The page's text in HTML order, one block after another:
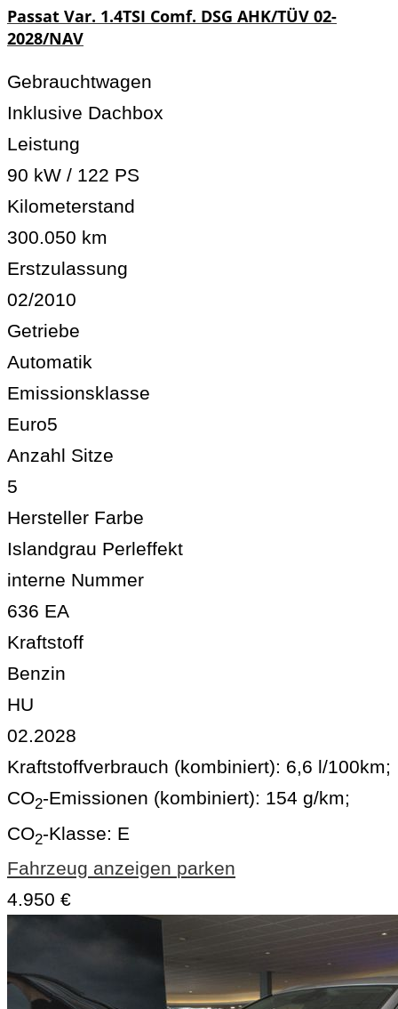
Passat Var. 1.4TSI Comf. DSG AHK/TÜV 02-
2028/NAV
Gebrauchtwagen
Inklusive Dachbox
Leistung
90 kW / 122 PS
Kilometerstand
300.050 km
Erstzulassung
02/2010
Getriebe
Automatik
Emissionsklasse
Euro5
Anzahl Sitze
5
Hersteller Farbe
Islandgrau Perleffekt
interne Nummer
636 EA
Kraftstoff
Benzin
HU
02.2028
Kraftstoffverbrauch (kombiniert): 6,6 l/100km;
CO2-Emissionen (kombiniert): 154 g/km;
CO2-Klasse: E
Fahrzeug anzeigen parken
4.950 €